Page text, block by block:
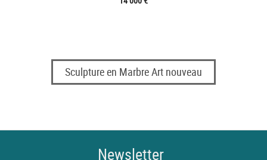
Sculpture en Marbre Art nouveau
Newsletter